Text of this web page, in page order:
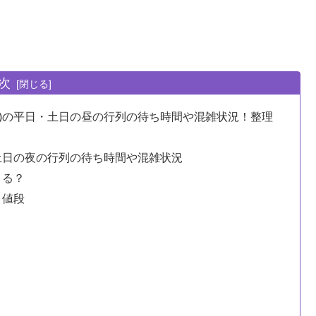
平日・土日の昼の行列の待ち時間や混雑状況！整理
の夜の行列の待ち時間や混雑状況
？
段